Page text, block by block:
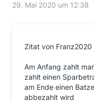
29. Mai 2020 um 12:38
Zitat von Franz2020
Am Anfang zahlt
zahlt einen
am Ende einen
abbezahlt wird